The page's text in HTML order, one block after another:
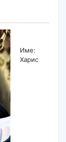
Име:
Харис